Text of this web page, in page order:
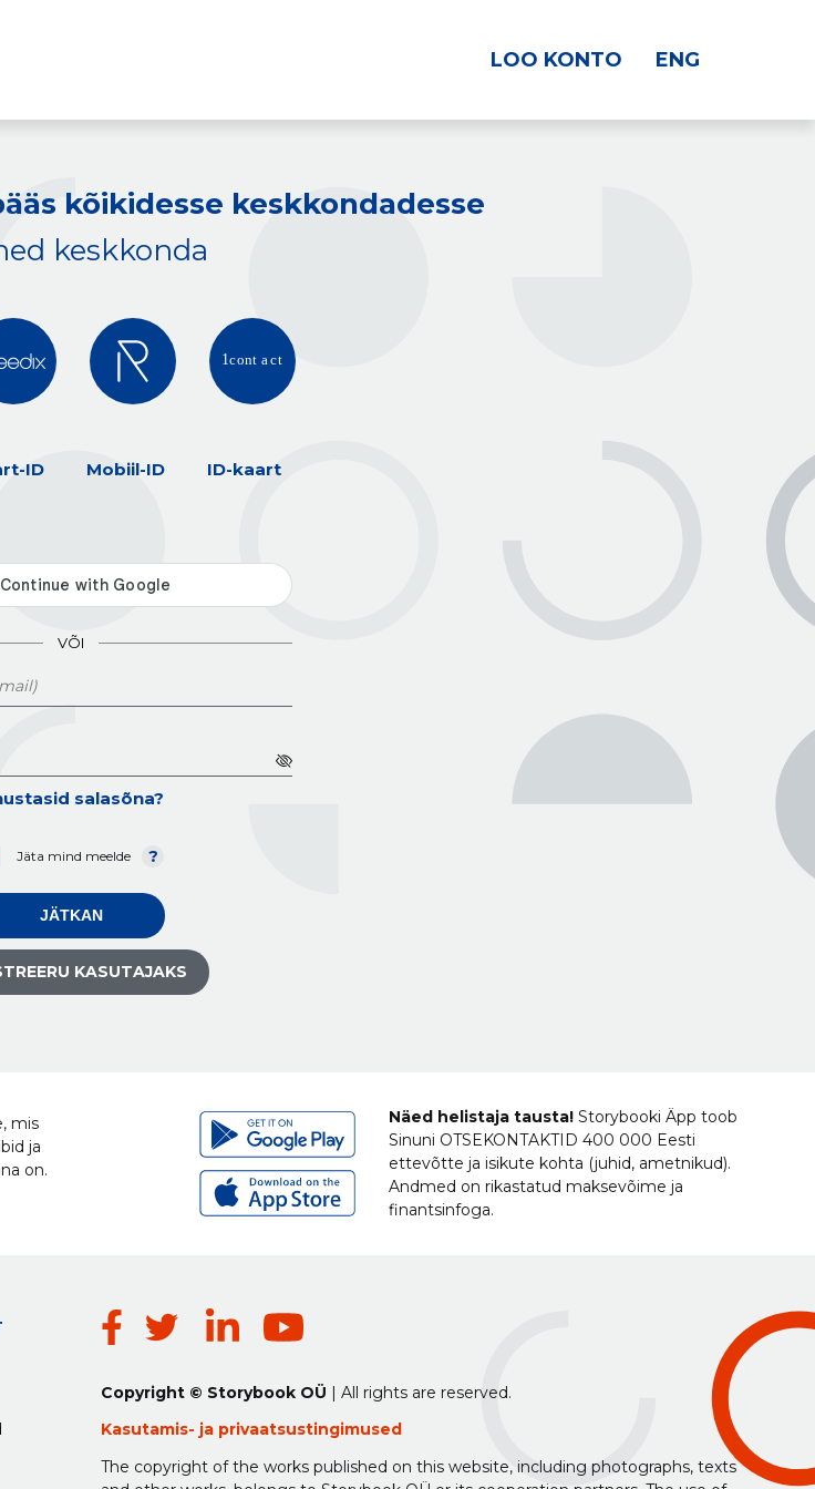
LOO KONTO ENG
kõikidesse keskkondadesse
keskkonda
ID Mobiil-ID ID-kaart
VÕI
salasõna?
Jäta mind meelde
JÄTKAN
KASUTAJAKS
mis
ja
on.
Näed helistaja tausta! Storybooki Äpp toob
Sinuni OTSEKONTAKTID 400 000 Eesti
ettevõtte ja isikute kohta (juhid, ametnikud).
Andmed on rikastatud maksevõime ja
finantsinfoga.
Copyright © Storybook OÜ | All rights are reserved.
Kasutamis- ja privaatsustingimused
The copyright of the works published on this website, including photographs, texts